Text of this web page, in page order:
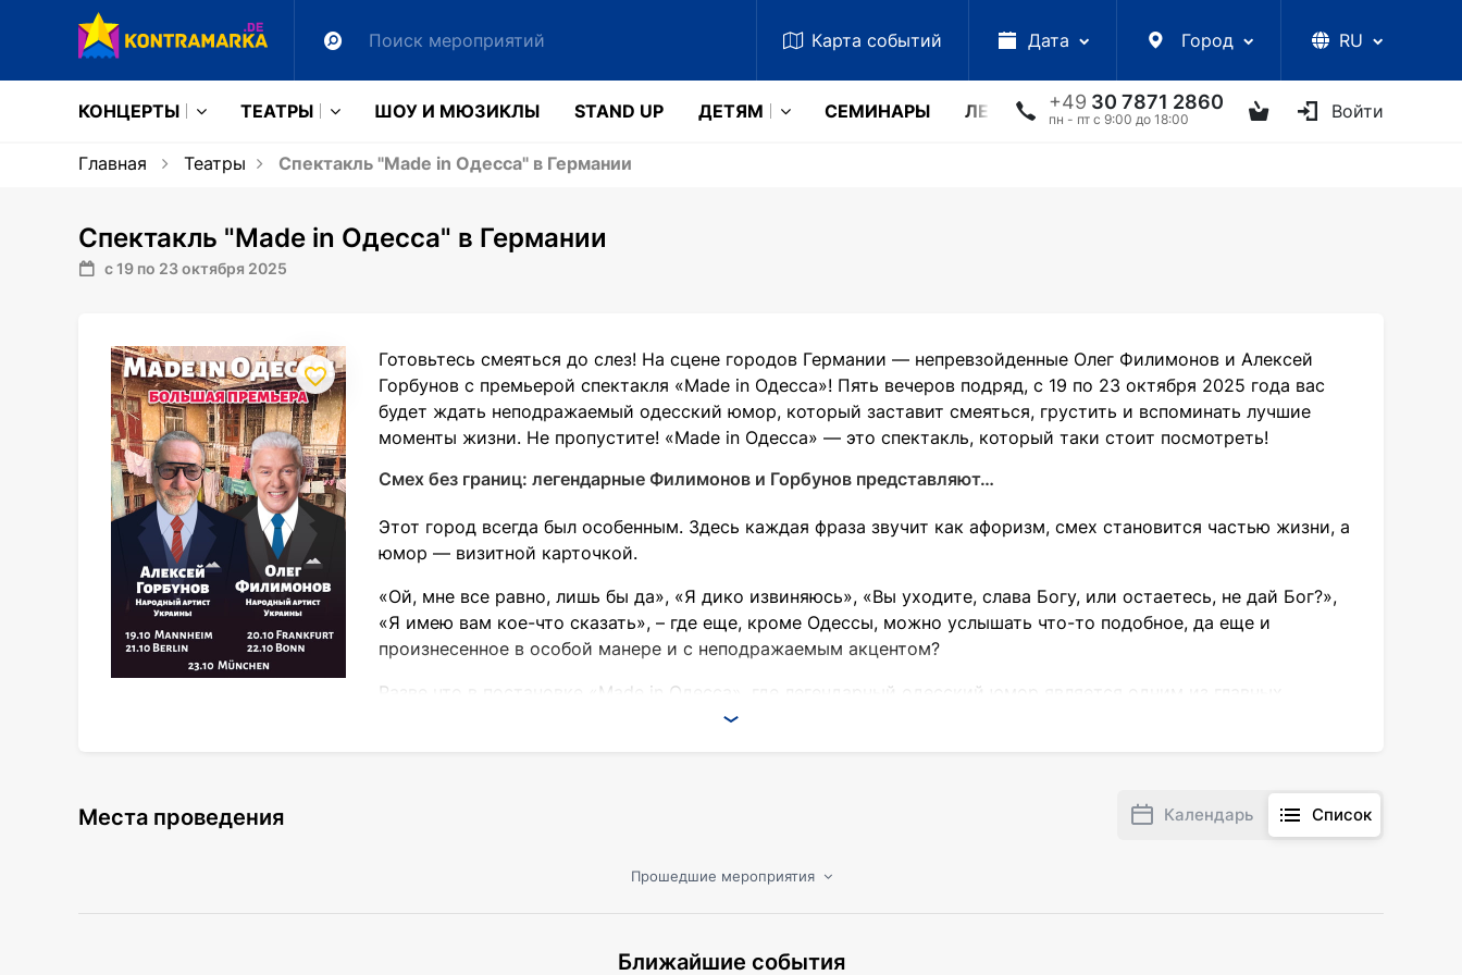
Карта событий Дата Город RU
+49 30 7871 2860
пн - пт с 9:00 до 18:00 Войти
КОНЦЕРТЫ ТЕАТРЫ ШОУ И МЮЗИКЛЫ STAND UP ДЕТЯМ CЕМИНАРЫ ЛЕКЦИИ УКРАИНСКИЕ АРТИСТЫ ДРУГОЕ
Главная Театры Спектакль "Made in Одесса" в Германии
Спектакль "Made in Одесса" в Германии
с 19 по 23 октября 2025
Готовьтесь смеяться до слез! На сцене городов Германии — непревзойденные Олег Филимонов и Алексей
Горбунов с премьерой спектакля «Made in Одесса»! Пять вечеров подряд, с 19 по 23 октября 2025 года вас
будет ждать неподражаемый одесский юмор, который заставит смеяться, грустить и вспоминать лучшие
моменты жизни. Не пропустите! «Made in Одесса» — это спектакль, который таки стоит посмотреть!
Смех без границ: легендарные Филимонов и Горбунов представляют…
Этот город всегда был особенным. Здесь каждая фраза звучит как афоризм, смех становится частью жизни, а
юмор — визитной карточкой.
«Ой, мне все равно, лишь бы да», «Я дико извиняюсь», «Вы уходите, слава Богу, или остаетесь, не дай Бог?»,
«Я имею вам кое-что сказать», – где еще, кроме Одессы, можно услышать что-то подобное, да еще и
произнесенное в особой манере и с неподражаемым акцентом?
Разве что в постановке «Made in Одесса», где легендарный одесский юмор является одним из главных
действующих лиц. Вы сразу почувствуете его особенность. А заодно и насладитесь искрометной игрой двух народных артистов Украины
По замыслу режиссера два одессита, давно уехавшие и прожившие в эмиграции много лет, но сумевшие сохранить о родном городе самые
теплые и смешные воспоминания, встречаются возле городского роддома. Общаются, рассказывают о своей жизни, и мучительно
пытаются понять: осталась ли еще та самая Одесса, которую они помнят и любят, или она живет теперь только в их воспоминаниях? А
времени, «пройтись» от Дерибассовской до Бродвейской, почувствовать аромат цветущих акаций, услышать, как шумит море на пляже,
Места проведения Календарь Список
Прошедшие мероприятия
Ближайшие события